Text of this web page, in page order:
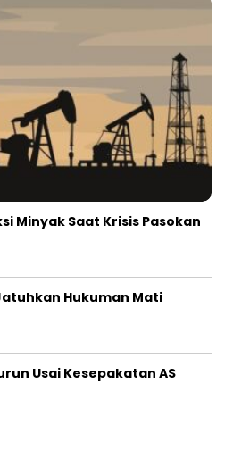
Minyak Saat Krisis Pasokan
Hukuman Mati
Usai Kesepakatan AS